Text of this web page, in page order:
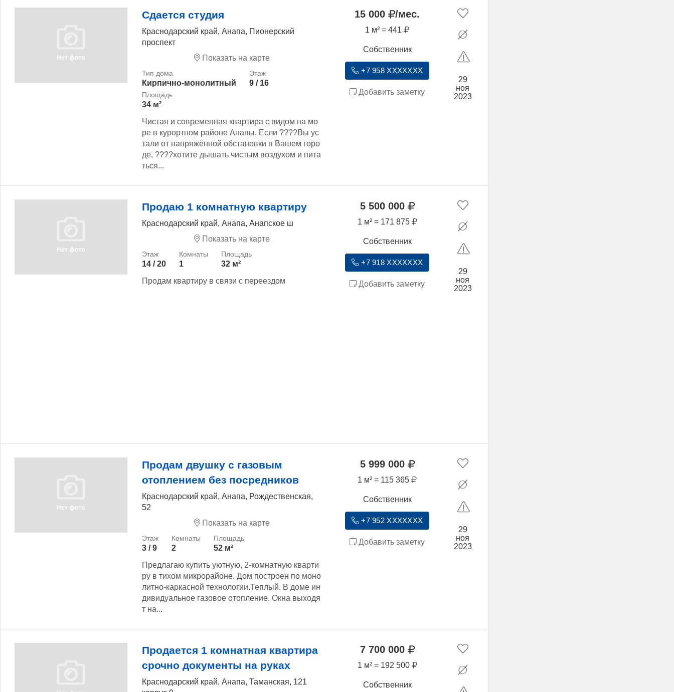
Сдается студия
Краснодарский край, Анапа, Пионерский
проспект
Показать на карте
Кирпично-монолитный 9 / 16
34 м²
Чистая и современная квартира с видом на мо
ре в курортном районе Анапы. Если ????Вы ус
тали от напряжённой обстановки в Вашем горо
де, ????хотите дышать чистым воздухом и пита
ться...
15 000 /мес.
1 м² = 441
Собственник
+7 958 XXXXXXX
Добавить заметку
29
ноя
2023
Продаю 1 комнатную квартиру
Краснодарский край, Анапа, Анапское ш
Показать на карте
14 / 20 1
32 м²
Продам квартиру в связи с переездом
5 500 000
1 м² = 171 875
Собственник
+7 918 XXXXXXX
Добавить заметку
29
ноя
2023
Продам двушку с газовым
отоплением без посредников
Краснодарский край, Анапа, Рождественская,
52
Показать на карте
3 / 9 2
52 м²
Предлагаю купить уютную, 2-комнатную кварти
ру в тихом микрорайоне. Дом построен по моно
литно-каркасной технологии.Теплый. В доме ин
дивидуальное газовое отопление. Окна выходя
т на...
5 999 000
1 м² = 115 365
Собственник
+7 952 XXXXXXX
Добавить заметку
29
ноя
2023
Продается 1 комнатная квартира
срочно документы на руках
Краснодарский край, Анапа, Таманская, 121
7 700 000
1 м² = 192 500
Собственник